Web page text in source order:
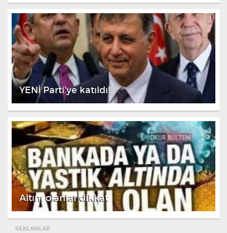
YENİ Parti'ye katıldı!
Altını olanlar dikkat
REKLAMLAR